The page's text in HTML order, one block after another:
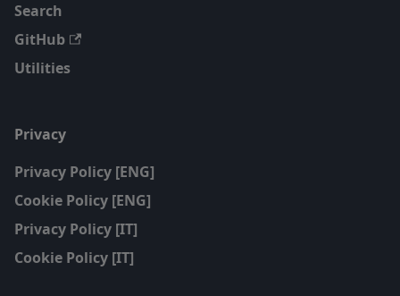
Search
GitHub
Utilities
Privacy
Privacy Policy [ENG]
Cookie Policy [ENG]
Privacy Policy [IT]
Cookie Policy [IT]